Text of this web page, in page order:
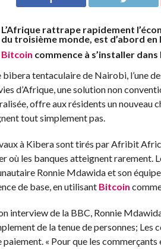
L’Afrique rattrape rapidement
du troisième monde, est d’abord en
Bitcoin commence à s’installer
bibera tentaculaire de Nairobi, l’une
d’Afrique, une solution non
offre aux résidents un nouveau
tout simplement pas.
à Kibera sont tirés par Afribit
où les banques atteignent rarement.
Ronnie Mdawida et son
de base, en utilisant Bitcoin
interview de la BBC, Ronnie
de la tenue de personnes; Les
paiement. « Pour que les